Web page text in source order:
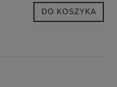
DO KOSZYKA